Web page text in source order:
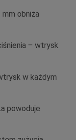
obniża
– wtrysk
w każdym
powoduje